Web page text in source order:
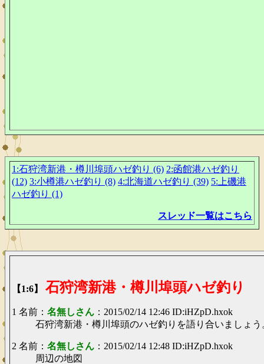
1:石狩湾新港・樽川埠頭ハゼ釣り (6) 2:函館港ハゼ釣り
(12) 3:小樽港ハゼ釣り (8) 4:北海道ハゼ釣り (39) 5: 上磯港
ハゼ釣り (1)
スレッド一覧はこちら
【1:6】 石狩湾新港・樽川埠頭ハゼ釣り
1 名前： 名無しさん ：2015/02/14 12:46 ID:iHZpD.hxok
石狩湾新港・樽川埠頭のハゼ釣りを語り合いましょう
2 名前： 名無しさん ：2015/02/14 12:48 ID:iHZpD.hxok
周辺の地図